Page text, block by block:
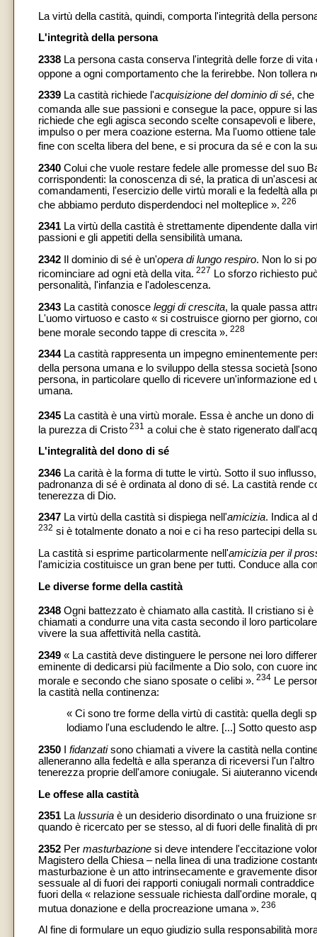
La virtù della castità, quindi, comporta l'integrità della
L'integrità della persona
2338 La persona casta conserva l'integrità delle forze di
oppone a ogni comportamento che la ferirebbe. Non tollera
2339 La castità richiede l'acquisizione del dominio di sé, che
comanda alle sue passioni e consegue la pace, oppure si
richiede che egli agisca secondo scelte consapevoli e
impulso o per mera coazione esterna. Ma l'uomo ottiene
fine con scelta libera del bene, e si procura da sé e con la
2340 Colui che vuole restare fedele alle promesse del suo
corrispondenti: la conoscenza di sé, la pratica di un'ascesi
comandamenti, l'esercizio delle virtù morali e la fedeltà alla
che abbiamo perduto disperdendoci nel molteplice ». 226
2341 La virtù della castità è strettamente dipendente dalla
passioni e gli appetiti della sensibilità umana.
2342 Il dominio di sé è un'opera di lungo respiro. Non lo si
ricominciare ad ogni età della vita. 227 Lo sforzo richiesto
personalità, l'infanzia e l'adolescenza.
2343 La castità conosce leggi di crescita, la quale passa
L'uomo virtuoso e casto « si costruisce giorno per giorno,
bene morale secondo tappe di crescita ». 228
2344La castità rappresenta un impegno eminentemente
della persona umana e lo sviluppo della stessa società
persona, in particolare quello di ricevere un'informazione
umana.
2345 La castità è una virtù morale. Essa è anche un dono
la purezza di Cristo 231 a colui che è stato rigenerato
L'integralità del dono di sé
2346 La carità è la forma di tutte le virtù. Sotto il suo
padronanza di sé è ordinata al dono di sé. La castità rende
tenerezza di Dio.
2347 La virtù della castità si dispiega nell'amicizia. Indica al
232 si è totalmente donato a noi e ci ha reso partecipi della
La castità si esprime particolarmente nell'amicizia per il
l'amicizia costituisce un gran bene per tutti. Conduce alla
Le diverse forme della castità
2348 Ogni battezzato è chiamato alla castità. Il cristiano si
chiamati a condurre una vita casta secondo il loro
vivere la sua affettività nella castità.
2349 « La castità deve distinguere le persone nei loro
eminente di dedicarsi più facilmente a Dio solo, con cuore
morale e secondo che siano sposate o celibi ». 234 Le
la castità nella continenza:
« Ci sono tre forme della virtù di castità: quella degli
lodiamo l'una escludendo le altre. [...] Sotto questo
2350
fidanzatisono chiamati a vivere la castità nella
alleneranno alla fedeltà e alla speranza di riceversi l'un
tenerezza proprie dell'amore coniugale. Si aiuteranno
Le offese alla castità
2351 Lalussuria è un desiderio disordinato o una fruizione
quando è ricercato per se stesso, al di fuori delle finalità di
2352 Per masturbazione si deve intendere l'eccitazione
Magistero della Chiesa – nella linea di una tradizione
masturbazione è un atto intrinsecamente e gravemente
sessuale al di fuori dei rapporti coniugali normali
fuori della « relazione sessuale richiesta dall'ordine morale,
mutua donazione e della procreazione umana ». 236
Al fine di formulare un equo giudizio sulla responsabilità